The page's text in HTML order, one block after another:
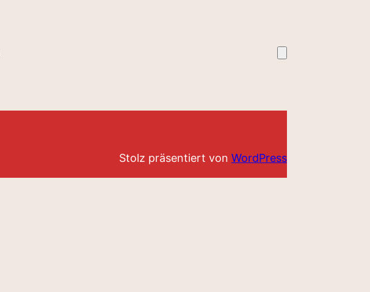
Stolz präsentiert von WordPress